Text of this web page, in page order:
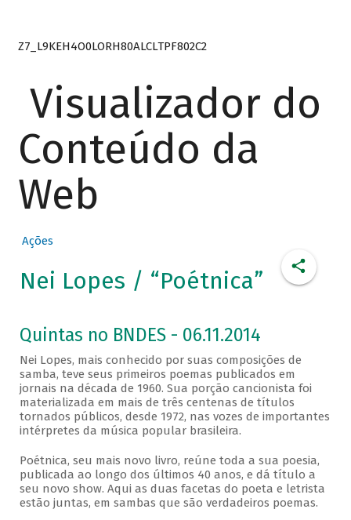
Z7_L9KEH4O0LORH80ALCLTPF802C2
Visualizador do
Conteúdo da
Web
Ações
Nei Lopes / “Poétnica”
Quintas no BNDES - 06.11.2014
Nei Lopes, mais conhecido por suas composições de
samba, teve seus primeiros poemas publicados em
jornais na década de 1960. Sua porção cancionista foi
materializada em mais de três centenas de títulos
tornados públicos, desde 1972, nas vozes de importantes
intérpretes da música popular brasileira.
Poétnica, seu mais novo livro, reúne toda a sua poesia,
publicada ao longo dos últimos 40 anos, e dá título a
seu novo show. Aqui as duas facetas do poeta e letrista
estão juntas, em sambas que são verdadeiros poemas.